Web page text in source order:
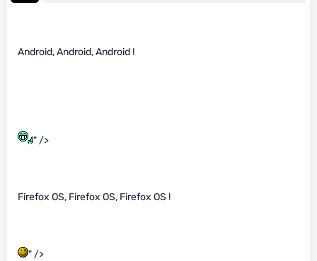
Android, Android, Android !
" />
Firefox OS, Firefox OS, Firefox OS !
" />